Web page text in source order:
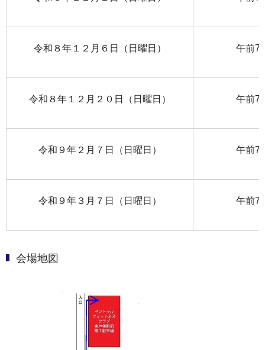
令和８年１２月６日（日曜日） 午前7
令和８年１２月２０日（日曜日） 午前7
令和９年２月７日（日曜日） 午前7
令和９年３月７日（日曜日） 午前7
会場地図